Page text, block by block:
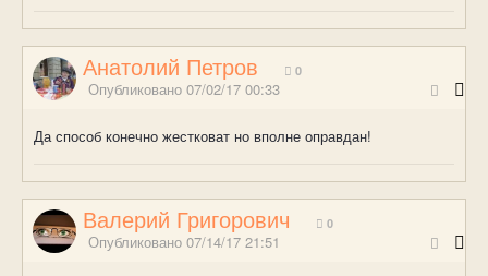
Анатолий Петров 0
Опубликовано 07/02/17 00:33
Да способ конечно жестковат но вполне оправдан!
Валерий Григорович 0
Опубликовано 07/14/17 21:51